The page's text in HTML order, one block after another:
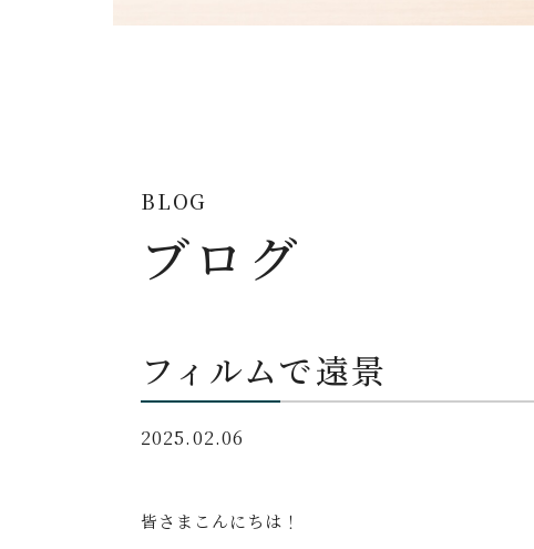
BLOG
ブログ
フィルムで遠景
2025.02.06
皆さまこんにちは！